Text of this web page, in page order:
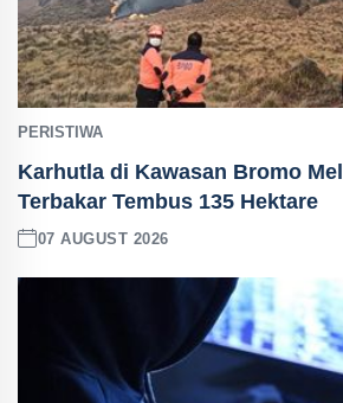
PERISTIWA
Karhutla di Kawasan Bromo
Terbakar Tembus 135 Hektare
07 AUGUST 2026